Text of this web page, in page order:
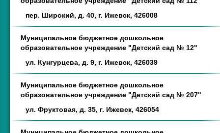
пер. Широкий, д. 40, г. Ижевск, 426008
Муниципальное бюджетное дошкольное
образовательное учреждение "Детский сад № 12"
ул. Кунгурцева, д. 9, г. Ижевск, 426039
Муниципальное бюджетное дошкольное
образовательное учреждение "Детский сад № 207"
ул. Фруктовая, д. 35, г. Ижевск, 426054